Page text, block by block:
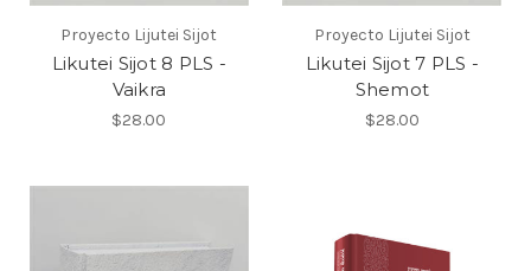
Proyecto Lijutei Sijot
Likutei Sijot 8 PLS -
Vaikra
$28.00
Proyecto Lijutei Sijot
Likutei Sijot 7 PLS -
Shemot
$28.00